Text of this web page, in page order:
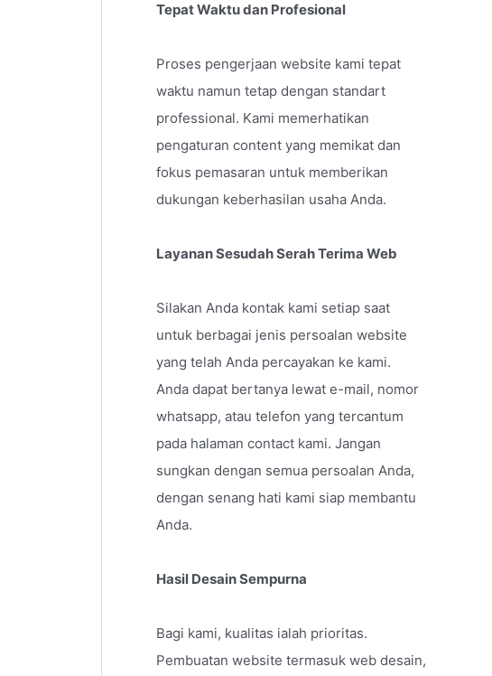
Tepat Waktu dan Profesional
Proses pengerjaan website kami tepat
waktu namun tetap dengan standart
professional. Kami memerhatikan
pengaturan content yang memikat dan
fokus pemasaran untuk memberikan
dukungan keberhasilan usaha Anda.
Layanan Sesudah Serah Terima Web
Silakan Anda kontak kami setiap saat
untuk berbagai jenis persoalan website
yang telah Anda percayakan ke kami.
Anda dapat bertanya lewat e-mail, nomor
whatsapp, atau telefon yang tercantum
pada halaman contact kami. Jangan
sungkan dengan semua persoalan Anda,
dengan senang hati kami siap membantu
Anda.
Hasil Desain Sempurna
Bagi kami, kualitas ialah prioritas.
Pembuatan website termasuk web desain,